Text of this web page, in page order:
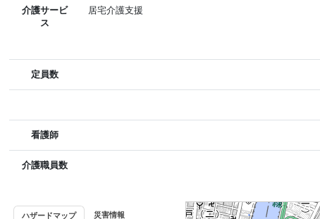
介護サービ
ス
居宅介護支援
定員数
看護師
介護職員数
ハザードマップ 災害情報